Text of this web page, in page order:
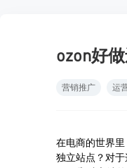
ozon好
营销推广 运